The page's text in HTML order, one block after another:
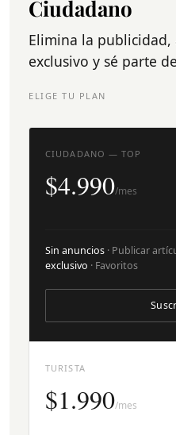
Ciudadano
Elimina la publicidad,
exclusivo y sé parte
ELIGE TU PLAN
TURISTA
$1.990/mes
CIUDADANO — TOP
$4.990/mes
Sin anuncios · Publicar
exclusivo · Favoritos